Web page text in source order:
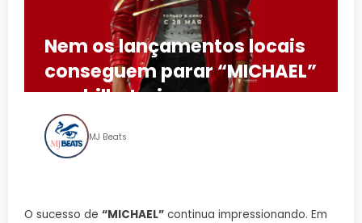
Nem os lançamentos locais
conseguem parar “MICHAEL”
nas bilheterias russas
MJ Beats
O sucesso de “MICHAEL” continua impressionando. Em